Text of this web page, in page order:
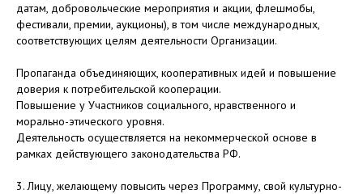
датам, добровольческие мероприятия и акции, флешмобы,
фестивали, премии, аукционы), в том числе международных,
соответствующих целям деятельности Организации.
Пропаганда объединяющих, кооперативных идей и повышение
доверия к потребительской кооперации.
Повышение у Участников социального, нравственного и
морально-этического уровня.
Деятельность осуществляется на некоммерческой основе в
рамках действующего законодательства РФ.
3. Лицу, желающему повысить через Программу, свой культурно-